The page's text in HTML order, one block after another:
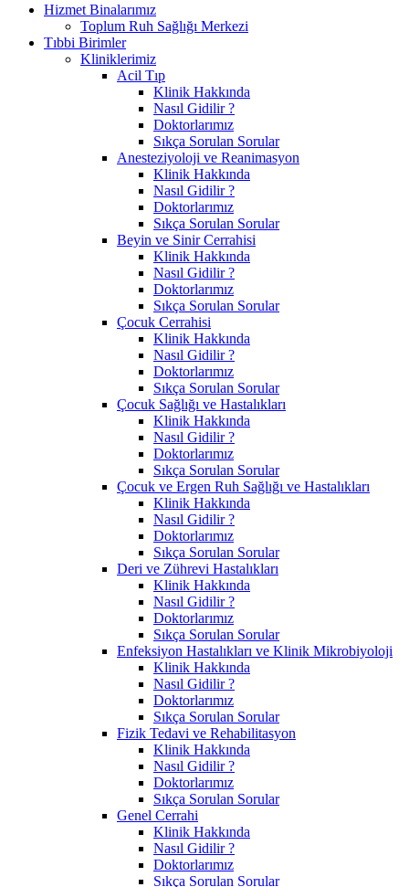
Hizmet Binalarımız
Toplum Ruh Sağlığı Merkezi
Tıbbi Birimler
Kliniklerimiz
Acil Tıp
Klinik Hakkında
Nasıl Gidilir ?
Doktorlarımız
Sıkça Sorulan Sorular
Anesteziyoloji ve Reanimasyon
Klinik Hakkında
Nasıl Gidilir ?
Doktorlarımız
Sıkça Sorulan Sorular
Beyin ve Sinir Cerrahisi
Klinik Hakkında
Nasıl Gidilir ?
Doktorlarımız
Sıkça Sorulan Sorular
Çocuk Cerrahisi
Klinik Hakkında
Nasıl Gidilir ?
Doktorlarımız
Sıkça Sorulan Sorular
Çocuk Sağlığı ve Hastalıkları
Klinik Hakkında
Nasıl Gidilir ?
Doktorlarımız
Sıkça Sorulan Sorular
Çocuk ve Ergen Ruh Sağlığı ve Hastalıkları
Klinik Hakkında
Nasıl Gidilir ?
Doktorlarımız
Sıkça Sorulan Sorular
Deri ve Zührevi Hastalıkları
Klinik Hakkında
Nasıl Gidilir ?
Doktorlarımız
Sıkça Sorulan Sorular
Enfeksiyon Hastalıkları ve Klinik Mikrobiyoloji
Klinik Hakkında
Nasıl Gidilir ?
Doktorlarımız
Sıkça Sorulan Sorular
Fizik Tedavi ve Rehabilitasyon
Klinik Hakkında
Nasıl Gidilir ?
Doktorlarımız
Sıkça Sorulan Sorular
Genel Cerrahi
Klinik Hakkında
Nasıl Gidilir ?
Doktorlarımız
Sıkça Sorulan Sorular